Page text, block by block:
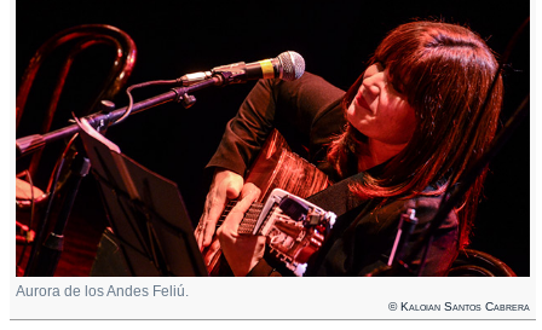
Aurora de los Andes Feliú.
© Kaloian Santos Cabrera